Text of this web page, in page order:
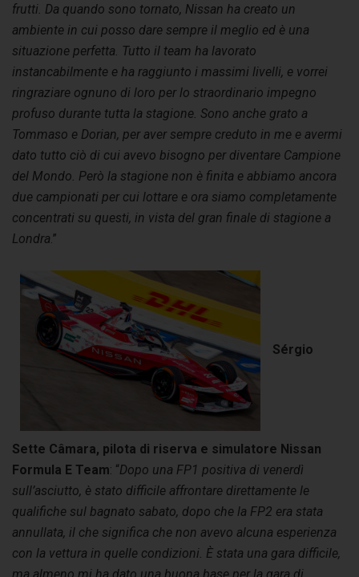
frutti. Da quando sono tornato, Nissan ha creato un
ambiente in cui posso dare sempre il meglio ed è una
situazione perfetta. Tutto il team ha lavorato
instancabilmente e ha raggiunto i massimi livelli, e vorrei
ringraziare ognuno di loro per lo straordinario impegno
profuso durante tutta la stagione. Sono anche grato a
Tommaso e Dorian, per aver sempre creduto in me e avermi
dato tutto ciò di cui avevo bisogno per diventare Campione
del Mondo. Però la stagione non è finita e abbiamo ancora
due campionati per cui lottare e ora siamo completamente
concentrati su questi, in vista del gran finale di stagione a
Londra .”
Sérgio
Sette Câmara, pilota di riserva e simulatore Nissan
Formula E Team: “Dopo una FP1 positiva di venerdì
sull’asciutto, è stato difficile affrontare direttamente le
qualifiche sul bagnato sabato, dopo che la FP2 era stata
annullata, il che significa che non avevo alcuna esperienza
con la vettura in quelle condizioni. È stata una gara difficile,